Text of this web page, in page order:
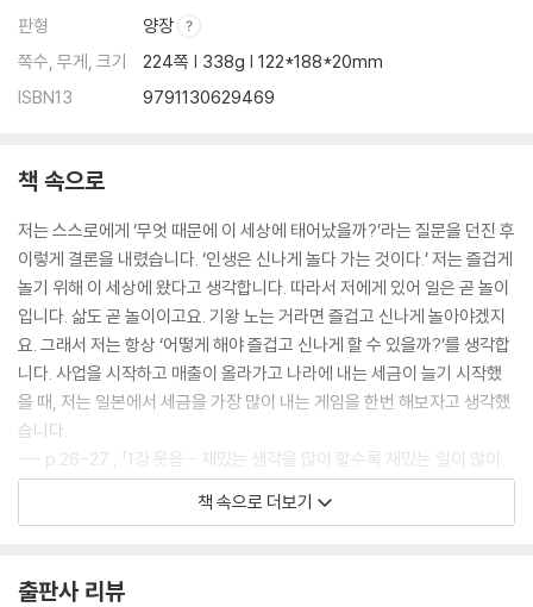
세상에서 나를 가장 잘 돕는 사람은 바로 ‘자기 자신’입니다
판형
양장
쪽수, 무게, 크기
224쪽 | 338g | 122*188*20mm
ISBN13
9791130629469
책 속으로
저는 스스로에게 ‘무엇 때문에 이 세상에 태어났을까?’라는 질문을 던진 후
이렇게 결론을 내렸습니다. ‘인생은 신나게 놀다 가는 것이다.’ 저는 즐겁게
놀기 위해 이 세상에 왔다고 생각합니다. 따라서 저에게 있어 일은 곧 놀이
입니다. 삶도 곧 놀이이고요. 기왕 노는 거라면 즐겁고 신나게 놀아야겠지
요. 그래서 저는 항상 ‘어떻게 해야 즐겁고 신나게 할 수 있을까?’를 생각합
니다. 사업을 시작하고 매출이 올라가고 나라에 내는 세금이 늘기 시작했
을 때, 저는 일본에서 세금을 가장 많이 내는 게임을 한번 해보자고 생각했
습니다.
--- p.26-27 , 「1강 웃음 - 재밌는 생각을 많이 할수록 재밌는 일이 많이
일어납니다」 중에서
집안에 야채가 널려 있어 지나다니는 것조차 불편한 생활을 굳이 할 필요
책 속으로 더보기
출판사 리뷰